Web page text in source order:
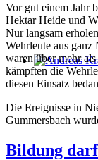
Andreas
Vor gut einem Jahr
Hektar Heide und
Nur langsam
Wehrleute aus
waren über mehr
kämpften die
diesen Einsatz
Die Ereignisse in
Gummersbach
Bildung